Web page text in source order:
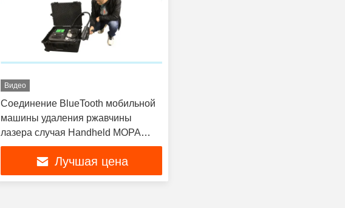
Видео
Соединение BlueTooth мобильной
машины удаления ржавчины
лазера случая Handheld MOPA
беспроводное
Лучшая цена